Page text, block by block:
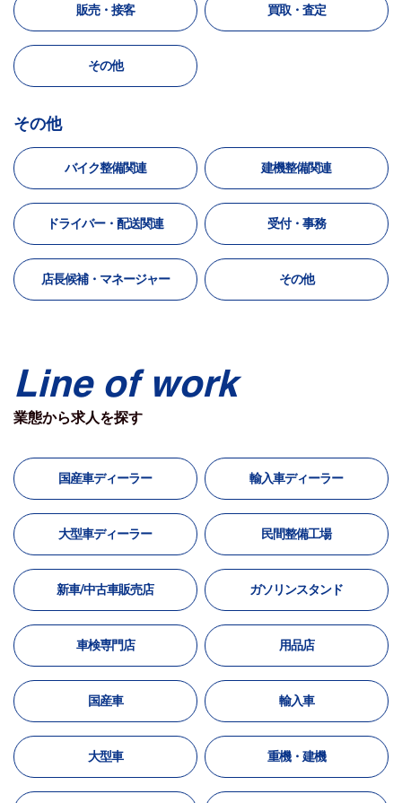
販売・接客 買取・査定
その他
その他
バイク整備関連 建機整備関連
ドライバー・配送関連 受付・事務
店長候補・マネージャー その他
Line of work
業態から求人を探す
国産車ディーラー 輸入車ディーラー
大型車ディーラー 民間整備工場
新車/中古車販売店 ガソリンスタンド
車検専門店 用品店
国産車 輸入車
大型車 重機・建機